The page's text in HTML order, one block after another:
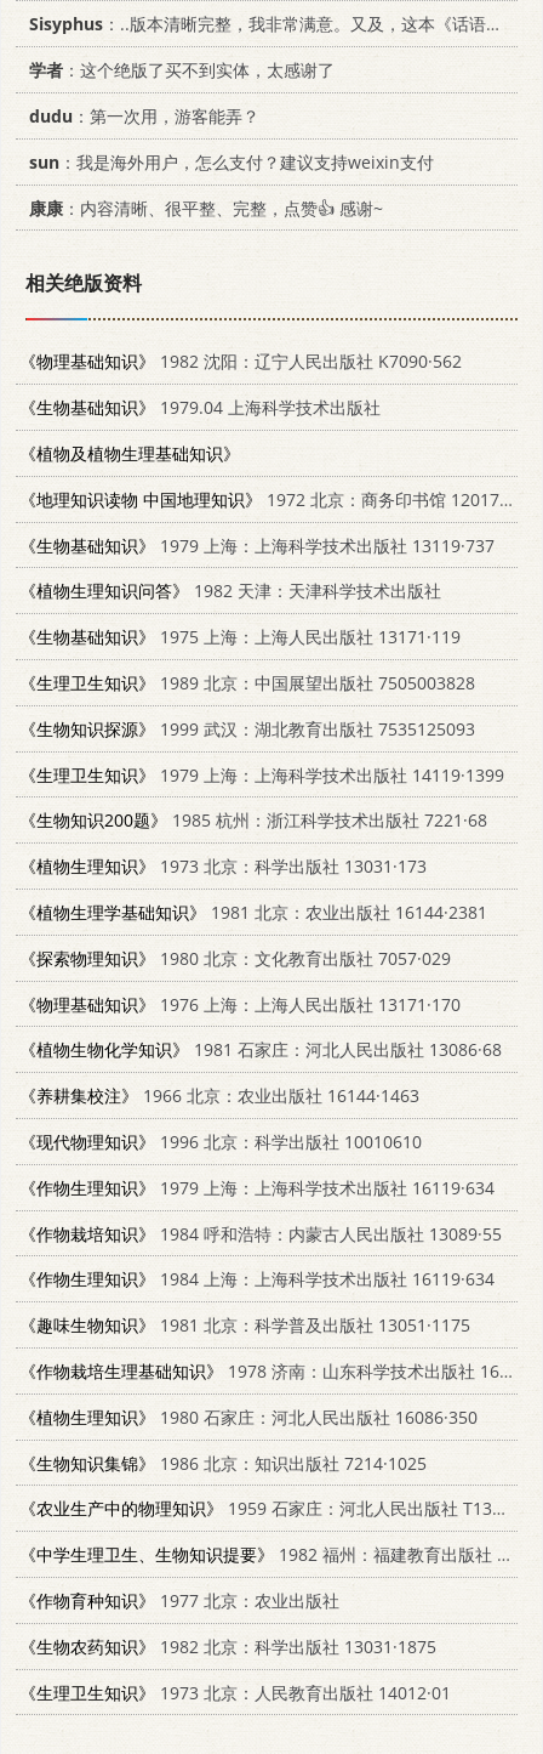
Sisyphus ：..版本清晰完整，我非常满意。又及，这本《话语的真相》...
学者 ：这个绝版了买不到实体，太感谢了
dudu ：第一次用，游客能弄？
sun ：我是海外用户，怎么支付？建议支持weixin支付
康康 ：内容清晰、很平整、完整，点赞👍 感谢~
相关绝版资料
《物理基础知识》
1982 沈阳：辽宁人民出版社 K7090·562
《生物基础知识》
1979.04 上海科学技术出版社
《植物及植物生理基础知识》
《地理知识读物 中国地理知识》
1972 北京：商务印书馆 12017·178
《生物基础知识》
1979 上海：上海科学技术出版社 13119·737
《植物生理知识问答》
1982 天津：天津科学技术出版社
《生物基础知识》
1975 上海：上海人民出版社 13171·119
《生理卫生知识》
1989 北京：中国展望出版社 7505003828
《生物知识探源》
1999 武汉：湖北教育出版社 7535125093
《生理卫生知识》
1979 上海：上海科学技术出版社 14119·1399
《生物知识200题》
1985 杭州：浙江科学技术出版社 7221·68
《植物生理知识》
1973 北京：科学出版社 13031·173
《植物生理学基础知识》
1981 北京：农业出版社 16144·2381
《探索物理知识》
1980 北京：文化教育出版社 7057·029
《物理基础知识》
1976 上海：上海人民出版社 13171·170
《植物生物化学知识》
1981 石家庄：河北人民出版社 13086·68
《养耕集校注》
1966 北京：农业出版社 16144·1463
《现代物理知识》
1996 北京：科学出版社 10010610
《作物生理知识》
1979 上海：上海科学技术出版社 16119·634
《作物栽培知识》
1984 呼和浩特：内蒙古人民出版社 13089·55
《作物生理知识》
1984 上海：上海科学技术出版社 16119·634
《趣味生物知识》
1981 北京：科学普及出版社 13051·1175
《作物栽培生理基础知识》
1978 济南：山东科学技术出版社 16195·1
《植物生理知识》
1980 石家庄：河北人民出版社 16086·350
《生物知识集锦》
1986 北京：知识出版社 7214·1025
《农业生产中的物理知识》
1959 石家庄：河北人民出版社 T13086·21
《中学生理卫生、生物知识提要》
1982 福州：福建教育出版社 7159·680
《作物育种知识》
1977 北京：农业出版社
《生物农药知识》
1982 北京：科学出版社 13031·1875
《生理卫生知识》
1973 北京：人民教育出版社 14012·01